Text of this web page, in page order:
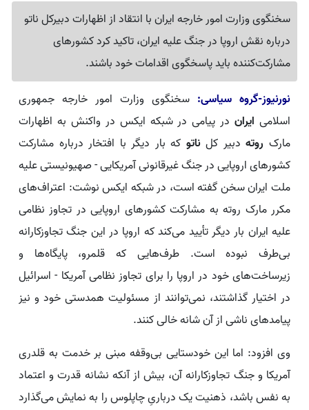
سخنگوی وزارت امور خارجه ایران با انتقاد از اظهارات دبیرکل ناتو
درباره نقش اروپا در جنگ علیه ایران، تاکید کرد کشورهای
مشارکت‌کننده باید پاسخگوی اقدامات خود باشند.
نورنیوز-گروه سیاسی: سخنگوی وزارت امور خارجه جمهوری
اسلامی ایران در پیامی در شبکه ایکس در واکنش به اظهارات
مارک روته دبیر کلناتو که بار دیگر با افتخار درباره مشارکت
کشورهای اروپایی در جنگ غیرقانونی آمریکایی - صهیونیستی علیه
ملت ایران سخن گفته است، در شبکه ایکس نوشت: اعتراف‌های
مکرر مارک روته به مشارکت کشورهای اروپایی در تجاوز نظامی
علیه ایران بار دیگر تأیید می‌کند که اروپا در این جنگ تجاوزکارانه
بی‌طرف نبوده است. طرف‌هایی که قلمرو، پایگاه‌ها و
زیرساخت‌های خود در اروپا را برای تجاوز نظامی آمریکا - اسرائیل
در اختیار گذاشتند، نمی‌توانند از مسئولیت همدستی خود و نیز
پیامدهای ناشی از آن شانه خالی کنند.
وی افزود: اما این خودستایی بی‌وقفه مبنی بر خدمت به قلدری
آمریکا و جنگ تجاوزکارانه آن، بیش از آنکه نشانه قدرت و اعتماد
به نفس باشد، ذهنیت یک درباریِ چاپلوس را به نمایش می‌گذارد